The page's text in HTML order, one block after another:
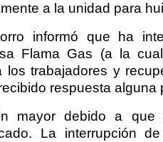
a la unidad para
informó que ha
Flama Gas (a la
los trabajadores y
respuesta
mayor debido a
La interrupción